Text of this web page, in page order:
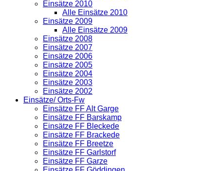
Einsätze 2010
Alle Einsätze 2010
Einsätze 2009
Alle Einsätze 2009
Einsätze 2008
Einsätze 2007
Einsätze 2006
Einsätze 2005
Einsätze 2004
Einsätze 2003
Einsätze 2002
Einsätze/ Orts-Fw
Einsätze FF Alt Garge
Einsätze FF Barskamp
Einsätze FF Bleckede
Einsätze FF Brackede
Einsätze FF Breetze
Einsätze FF Garlstorf
Einsätze FF Garze